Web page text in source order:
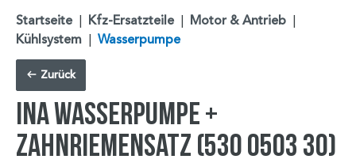
Startseite | Kfz-Ersatzteile | Motor & Antrieb |
Kühlsystem | Wasserpumpe
Zurück
INA Wasserpumpe +
Zahnriemensatz (530 0503 30)